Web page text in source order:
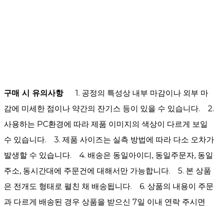
구매 시 유의사항 1. 공정의 특성상 내부 마감이나 외부 마
감에 미세한 점이나 약간의 잔기스 등이 있을 수 있습니다. 2.
사용하는 PC환경에 따라 제품 이미지의 색상이 다르게 보일
수 있습니다. 3. 제품 사이즈는 실측 방법에 따라 다소 오차가
발생할 수 있습니다. 4. 배송은 동일아이디, 동일주문자, 동일
주소, 동시간대에 주문건에 대해서만 가능합니다. 5. 본 상품
은 전개도 형태로 펼친 채 배송됩니다. 6. 상품의 내용이 주문
과 다르게 배송된 경우 상품을 받으신 7일 이내 연락 주시면